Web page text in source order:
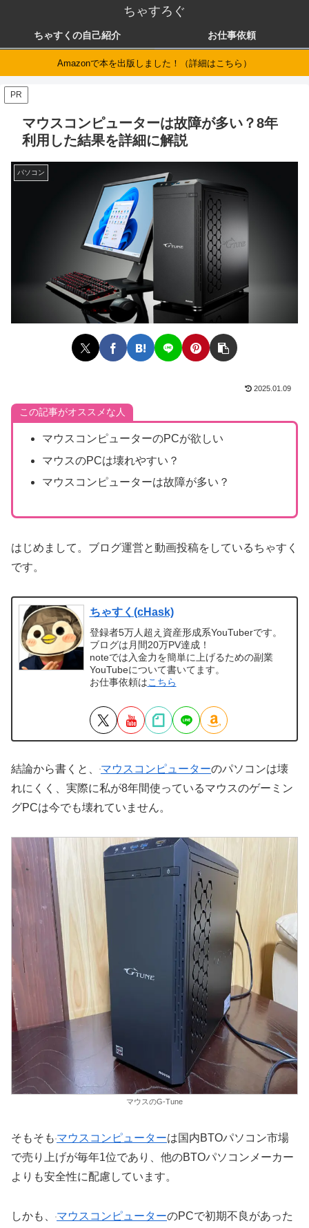
ちゃすろぐ
ちゃすくの自己紹介 お仕事依頼
Amazonで本を出版しました！（詳細はこちら）
PR
マウスコンピューターは故障が多い？8年
利用した結果を詳細に解説
パソコン
2025.01.09
この記事がオススメな人
マウスコンピューターのPCが欲しい
マウスのPCは壊れやすい？
マウスコンピューターは故障が多い？
はじめまして。ブログ運営と動画投稿をしているちゃすく
です。
ちゃすく(cHask)
登録者5万人超え資産形成系YouTuberです。
ブログは月間20万PV達成！
noteでは入金力を簡単に上げるための副業
YouTubeについて書いてます。
お仕事依頼はこちら
結論から書くと、 マウスコンピューターのパソコンは壊
れにくく、実際に私が8年間使っているマウスのゲーミン
グPCは今でも壊れていません。
マウスのG-Tune
そもそも マウスコンピューターは国内BTOパソコン市場
で売り上げが毎年1位であり、他のBTOパソコンメーカー
よりも安全性に配慮しています。
しかも、 マウスコンピューターのPCで初期不良があった